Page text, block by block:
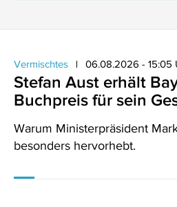
Vermischtes 06.08.2026 - 15:05
Stefan Aust erhält
Buchpreis für sein
Warum Ministerpräsident
besonders hervorhebt.